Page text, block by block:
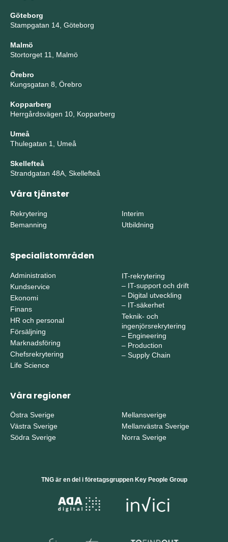
Göteborg
Stampgatan 14, Göteborg
Malmö
Stortorget 11, Malmö
Örebro
Kungsgatan 8, Örebro
Kopparberg
Herrgårdsvägen 10, Kopparberg
Umeå
Thulegatan 1, Umeå
Skellefteå
Strandgatan 48A, Skellefteå
Våra tjänster
Rekrytering
Bemanning
Interim
Utbildning
Specialistområden
Administration
Kundservice
Ekonomi
Finans
HR och personal
Försäljning
Marknadsföring
Chefsrekrytering
Life Science
IT-rekrytering
– IT-support och drift
– Digital utveckling
– IT-säkerhet
Teknik- och
ingenjörsrekrytering
– Engineering
– Production
– Supply Chain
Våra regioner
Östra Sverige
Västra Sverige
Södra Sverige
Mellansverige
Mellanvästra Sverige
Norra Sverige
TNG är en del i företagsgruppen Key People Group